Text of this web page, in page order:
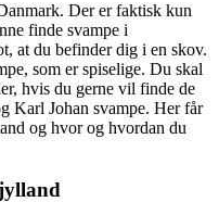
Der er faktisk kun
finde svampe i
at du befinder dig i en skov.
som er spiselige. Du skal
hvis du gerne vil finde de
Karl Johan svampe. Her får
og hvor og hvordan du